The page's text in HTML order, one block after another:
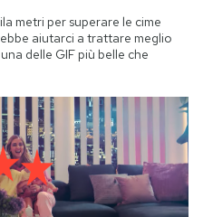
metri per superare le cime
aiutarci a trattare meglio
delle GIF più belle che